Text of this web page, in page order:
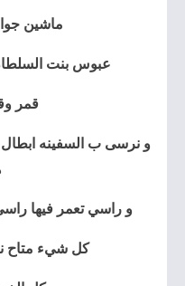
ماشين جوا
عبوس بنت
قمر
و نرسى ب السفينه
و راسي تعمر فيها
كل شيء متاح